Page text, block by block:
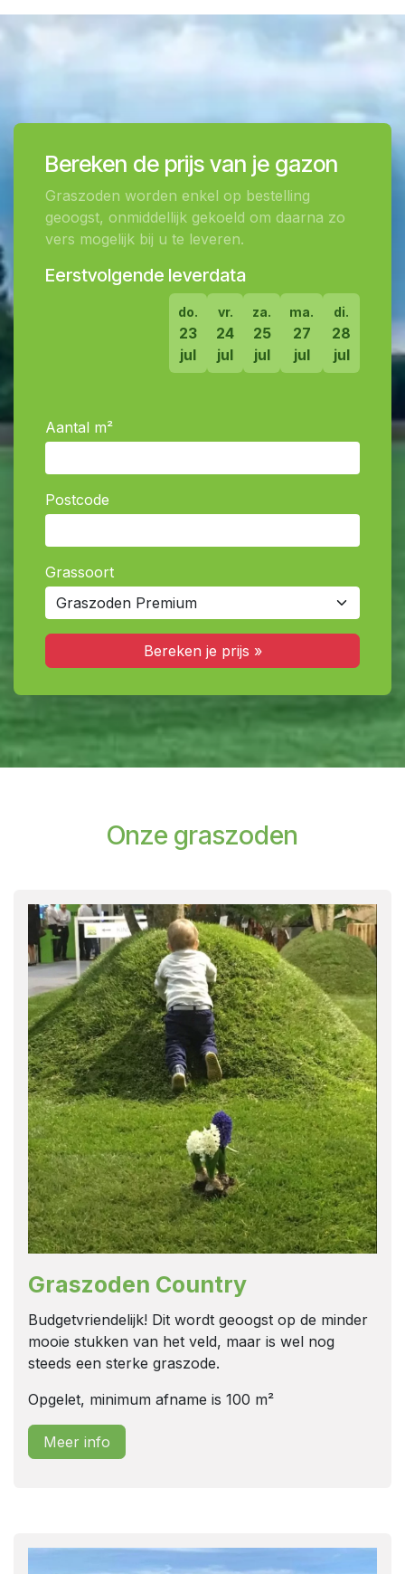
Bereken de prijs van je gazon
Graszoden worden enkel op bestelling
geoogst, onmiddellijk gekoeld om daarna zo
vers mogelijk bij u te leveren.
Eerstvolgende leverdata
do.
23
jul
vr.
24
jul
za.
25
jul
ma.
27
jul
di.
28
jul
Aantal m²
Postcode
Grassoort
Bereken je prijs »
Onze graszoden
Graszoden Country
Budgetvriendelijk! Dit wordt geoogst op de minder
mooie stukken van het veld, maar is wel nog
steeds een sterke graszode.
Opgelet, minimum afname is 100 m²
Meer info